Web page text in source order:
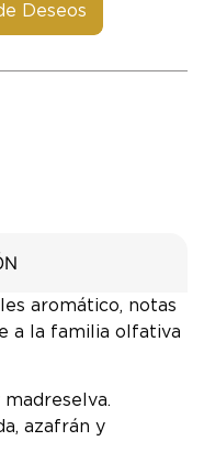
Deseos
aromático, notas
a la familia olfativa
madreselva.
azafrán y